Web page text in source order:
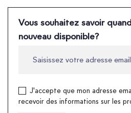
Vous souhaitez savoir
nouveau disponible?
J'accepte que mon adresse
recevoir des informations sur les